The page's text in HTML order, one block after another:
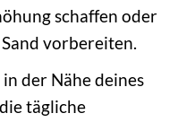
schaffen oder
vorbereiten.
in der Nähe deines
tägliche